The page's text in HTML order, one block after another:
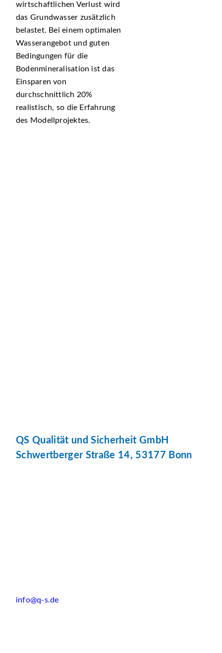
wirtschaftlichen Verlust wird
das Grundwasser zusätzlich
belastet. Bei einem optimalen
Wasserangebot und guten
Bedingungen für die
Bodenmineralisation ist das
Einsparen von
durchschnittlich 20%
realistisch, so die Erfahrung
des Modellprojektes.
QS Qualität und Sicherheit GmbH
Schwertberger Straße 14, 53177 Bonn
info@q-s.de